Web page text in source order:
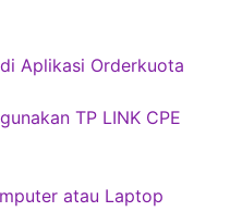
Aplikasi Orderkuota
TP LINK CPE
atau Laptop